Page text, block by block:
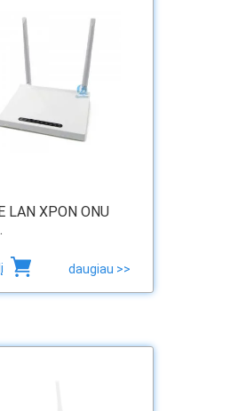
LAN XPON ONU
daugiau >>